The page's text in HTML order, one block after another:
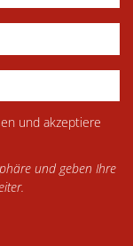
und akzeptiere
und geben Ihre